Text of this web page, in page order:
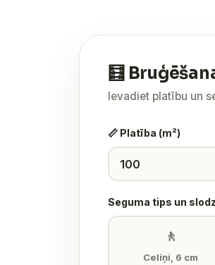
🧮
Ievadiet platību un
📏 Platība (m²)
Seguma tips un
🚶
Celiņi, 6 cm